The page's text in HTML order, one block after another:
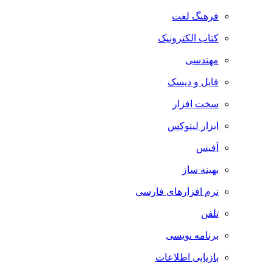
فرهنگ لغت
کتاب الکترونیک
مهندسی
فایل و دیسک
سخت افزار
ابزار لینوکس
آفیس
بهینه ساز
نرم افزارهای فارسی
تلفن
برنامه نویسی
بازیابی اطلاعات